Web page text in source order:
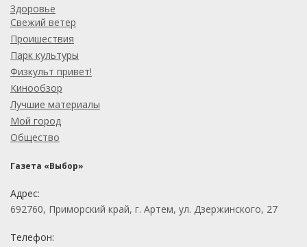
Здоровье
Свежий ветер
Проишествия
Парк культуры
Физкульт привет!
Кинообзор
Лучшие материалы
Мой город
Общество
Газета «Выбор»
Адрес:
692760, Приморский край, г. Артем, ул. Дзержинского, 27
Телефон: